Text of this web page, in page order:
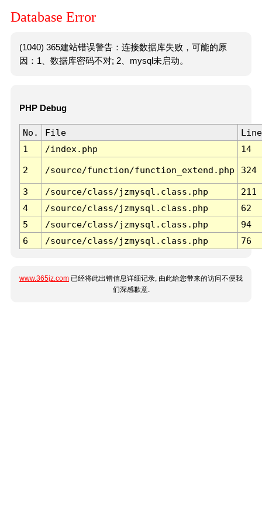
Database Error
(1040) 365建站错误警告：连接数据库失败，可能的原
因：1、数据库密码不对; 2、mysql未启动。
PHP Debug
No. File
Line
1
/index.php 14
2 /source/function/function_extend.php 324
3 /source/class/jzmysql.class.php
211
4
/source/class/jzmysql.class.php
62
5
/source/class/jzmysql.class.php
94
6
/source/class/jzmysql.class.php 76
www.365jz.com 已经将此出错信息详细记录, 由此给您带来的访问不便我
们深感歉意.